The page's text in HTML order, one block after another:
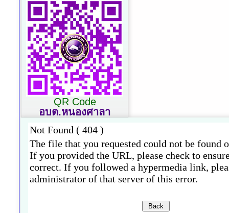
QR Code
อบต.หนองศาลา